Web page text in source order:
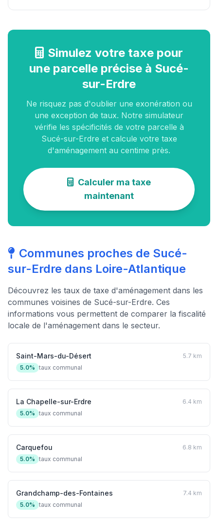
Simulez votre taxe pour
une parcelle précise à Sucé-
sur-Erdre
Ne risquez pas d'oublier une exonération ou
une exception de taux. Notre simulateur
vérifie les spécificités de votre parcelle à
Sucé-sur-Erdre et calcule votre taxe
d'aménagement au centime près.
Calculer ma taxe
maintenant
Communes proches de Sucé-
sur-Erdre dans Loire-Atlantique
Découvrez les taux de taxe d'aménagement dans les
communes voisines de Sucé-sur-Erdre. Ces
informations vous permettent de comparer la fiscalité
locale de l'aménagement dans le secteur.
Saint-Mars-du-Désert
5.7 km
5.0% taux communal
La Chapelle-sur-Erdre
6.4 km
5.0% taux communal
Carquefou
6.8 km
5.0% taux communal
Grandchamp-des-Fontaines
7.4 km
5.0% taux communal